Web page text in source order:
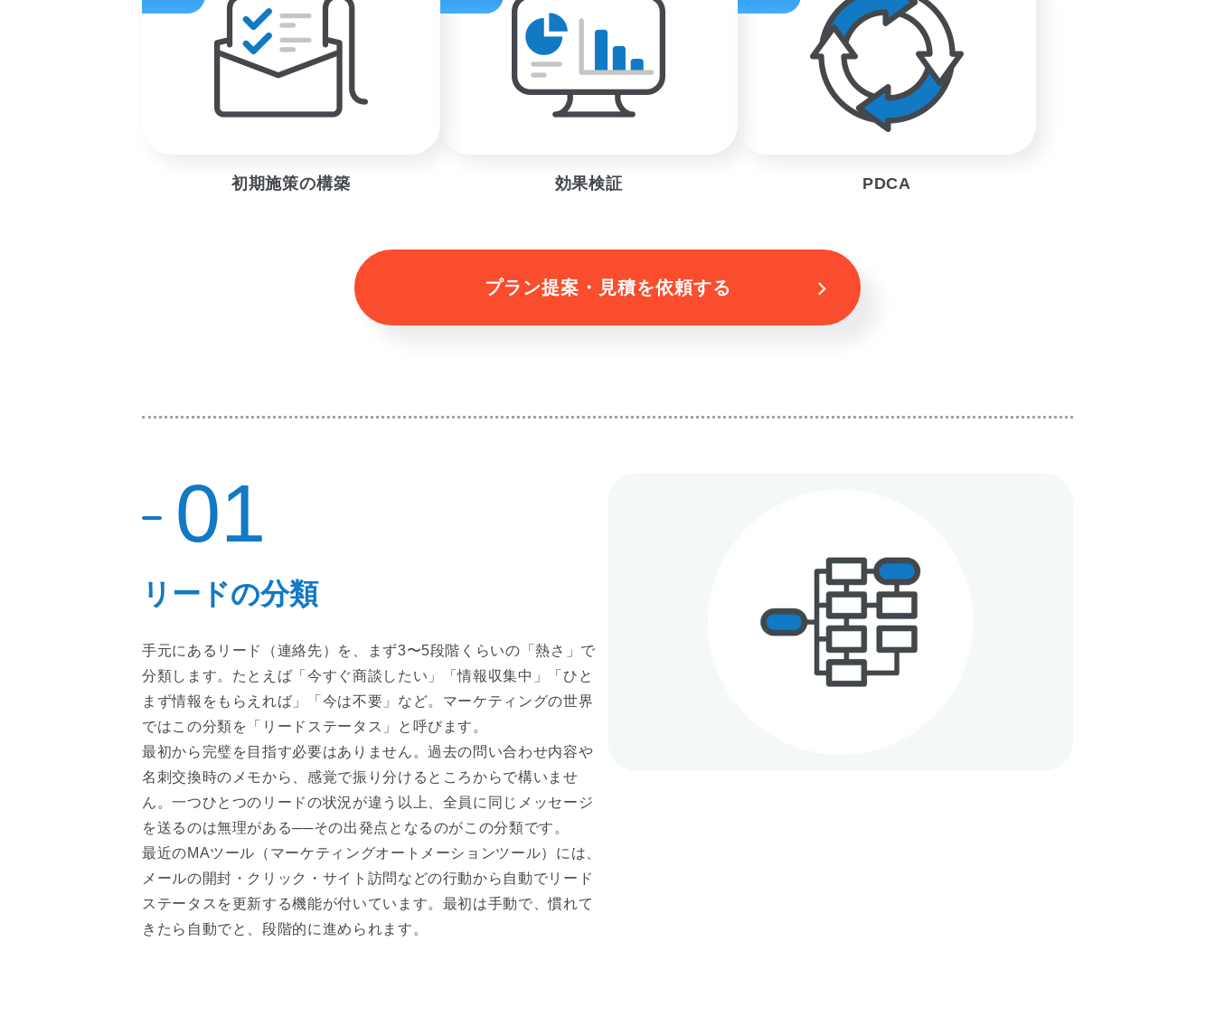
初期施策の構築 効果検証 PDCA
プラン提案・見積を依頼する
01
リードの分類
手元にあるリード（連絡先）を、まず3〜5段階くらいの「熱さ」で
分類します。たとえば「今すぐ商談したい」「情報収集中」「ひと
まず情報をもらえれば」「今は不要」など。マーケティングの世界
ではこの分類を「リードステータス」と呼びます。
最初から完璧を目指す必要はありません。過去の問い合わせ内容や
名刺交換時のメモから、感覚で振り分けるところからで構いませ
ん。一つひとつのリードの状況が違う以上、全員に同じメッセージ
を送るのは無理がある──その出発点となるのがこの分類です。
最近のMAツール（マーケティングオートメーションツール）には、
メールの開封・クリック・サイト訪問などの行動から自動でリード
ステータスを更新する機能が付いています。最初は手動で、慣れて
きたら自動でと、段階的に進められます。